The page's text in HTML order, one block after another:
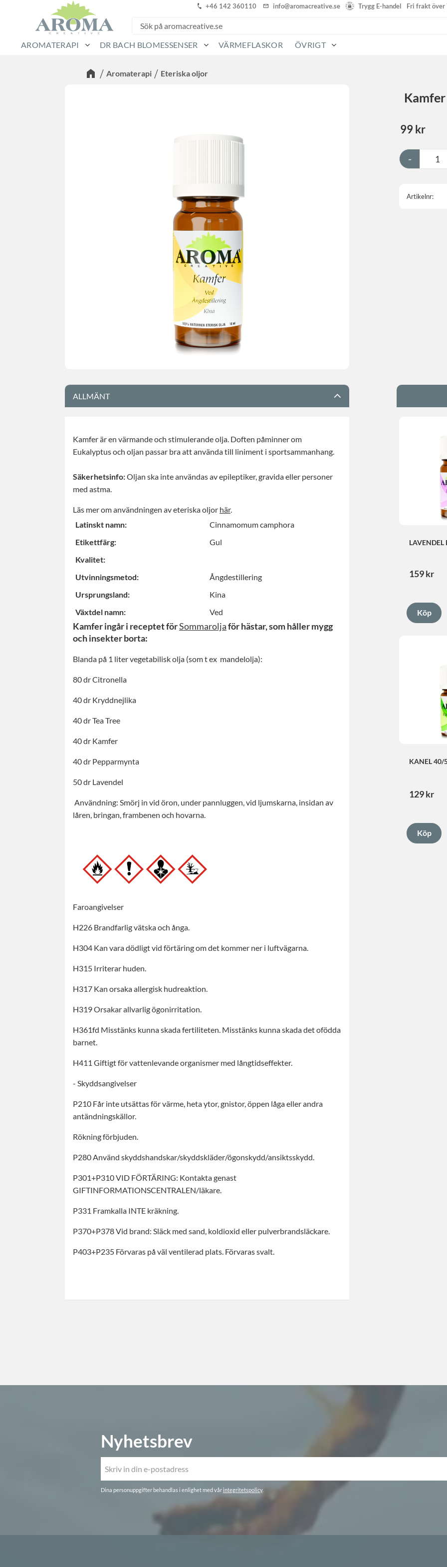
+46 142 360110 info@aromacreative.se Trygg E-handel Fri frakt
AROMATERAPI DR BACH BLOMESSENSER VÄRMEFLASKOR ÖVRIGT
Aromaterapi Eteriska oljor
99 kr
-
Artikelnr
ALLMÄNT
Kamfer är en värmande och stimulerande olja. Doften påminner om
Eukalyptus och oljan passar bra att använda till liniment i sportsammanhang.
Säkerhetsinfo:Oljan ska inte användas av epileptiker, gravida eller personer
med astma.
Läs mer om användningen av eteriska oljor här.
Latinskt namn:
Cinnamomum camphora
Etikettfärg:
Gul
Kvalitet:
Utvinningsmetod:
Ångdestillering
Ursprungsland:
Kina
Växtdel namn:
Ved
Kamfer ingår i receptet förSommaroljaför hästar, som håller mygg
och insekter borta:
Blanda på 1 liter vegetabilisk olja (som t ex mandelolja):
80 dr Citronella
40 dr Kryddnejlika
40 dr Tea Tree
40 dr Kamfer
40 dr Pepparmynta
50 dr Lavendel
Användning: Smörj in vid öron, under pannluggen, vid ljumskarna, insidan av
låren, bringan, frambenen och hovarna.
Faroangivelser
H226 Brandfarlig vätska och ånga.
H304 Kan vara dödligt vid förtäring om det kommer ner i luftvägarna.
H315 Irriterar huden.
H317 Kan orsaka allergisk hudreaktion.
H319 Orsakar allvarlig ögonirritation.
H361fd Misstänks kunna skada fertiliteten. Misstänks kunna skada det ofödda
barnet.
H411 Giftigt för vattenlevande organismer med långtidseffekter.
- Skyddsangivelser
P210 Får inte utsättas för värme, heta ytor, gnistor, öppen låga eller andra
antändningskällor.
Rökning förbjuden.
P280 Använd skyddshandskar/skyddskläder/ögonskydd/ansiktsskydd.
P301+P310 VID FÖRTÄRING: Kontakta genast
GIFTINFORMATIONSCENTRALEN/läkare.
P331 Framkalla INTE kräkning.
P370+P378 Vid brand: Släck med sand, koldioxid eller pulverbrandsläckare.
P403+P235 Förvaras på väl ventilerad plats. Förvaras svalt.
LAVENDEL
159kr
KANEL 40/
129kr
Nyhetsbrev
Dina personuppgifter behandlas i enlighet med vår integritetspolicy.